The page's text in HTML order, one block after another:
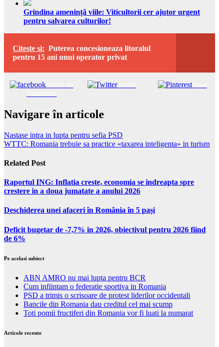
Grindina amenință viile: Viticultorii cer ajutor urgent
pentru salvarea culturilor!
Citeste si: Puterea concesioneaza litoralul
pentru 15 ani unui operator privat
Tweet Save
Navigare în articole
Nastase intra in lupta pentru sefia PSD
WTTC: Romania trebuie sa practice «taxarea inteligenta» in turism
Related Post
Raportul ING: Inflatia creste, economia se indreapta spre
crestere in a doua jumatate a anului 2026
Deschiderea unei afaceri în România în 5 pași
Deficit bugetar de -7,7% in 2026, obiectivul pentru 2026 fiind
de 6%
Pe acelasi subiect
ABN AMRO nu mai lupta pentru BCR
Cum infiintam o federatie sportiva in Romania
PSD a trimis o scrisoare de protest liderilor occidentali
Bancile din Romania dau creditul cel mai scump
Toti pomii fructiferi din Romania vor fi luati la numarat
Articole recente